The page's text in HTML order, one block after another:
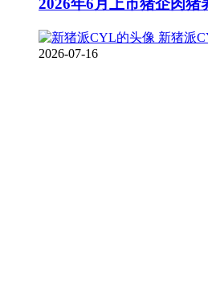
2026年6月上市猪企肉猪
新猪派
2026-07-16